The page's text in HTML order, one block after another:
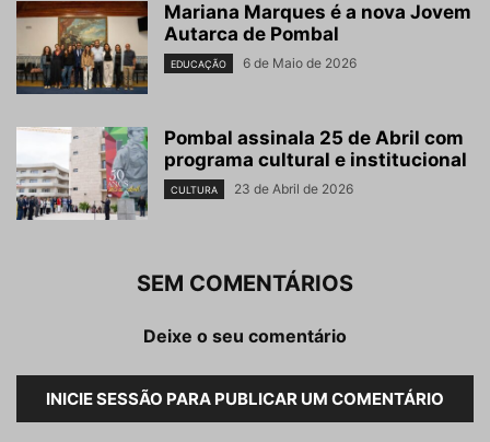
Mariana Marques é a nova Jovem
Autarca de Pombal
EDUCAÇÃO 6 de Maio de 2026
Pombal assinala 25 de Abril com
programa cultural e institucional
CULTURA 23 de Abril de 2026
SEM COMENTÁRIOS
Deixe o seu comentário
INICIE SESSÃO PARA PUBLICAR UM COMENTÁRIO